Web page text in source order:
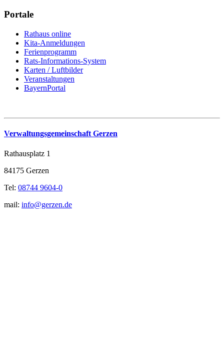
Portale
Rathaus online
Kita-Anmeldungen
Ferienprogramm
Rats-Informations-System
Karten / Luftbilder
Veranstaltungen
BayernPortal
Verwaltungsgemeinschaft Gerzen
Rathausplatz 1
84175 Gerzen
Tel: 08744 9604-0
mail: info@gerzen.de